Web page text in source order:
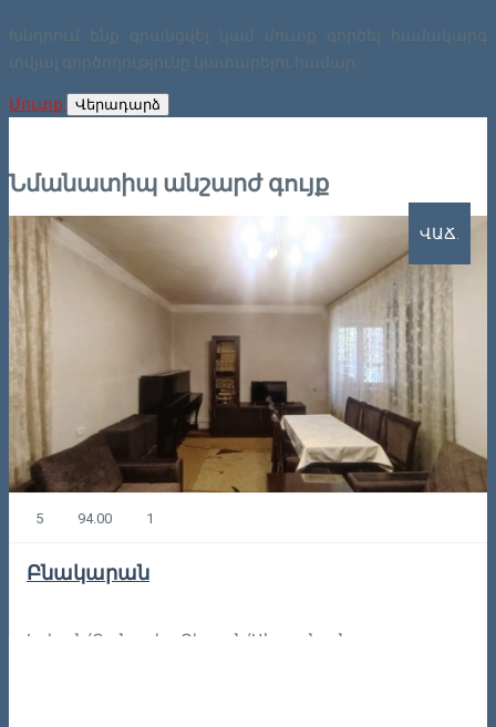
Խնդրում ենք գրանցվել կամ մուտք գործել համակարգ
տվյալ գործողությունը կատարելու համար:
Մուտք Վերադարձ
Նմանատիպ անշարժ գույք
ՎԱՃ.
5 94.00 1
Բնակարան
Երևան/Քանաքեռ-Զեյթուն/Ահարոնյան